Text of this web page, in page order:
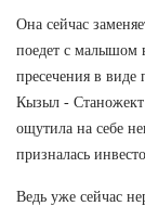
Она сейчас
поедет с малышом
пресечения в виде
Кызыл - Станожект
ощутила на себе
призналась
Ведь уже сейчас